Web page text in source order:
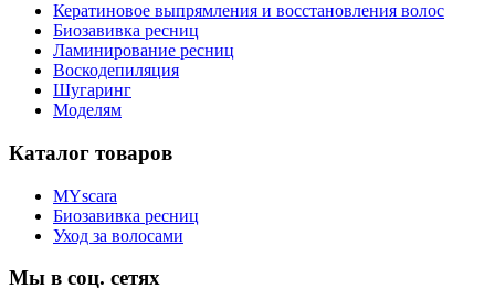
Кератиновое выпрямления и восстановления волос
Биозавивка ресниц
Ламинирование ресниц
Воскодепиляция
Шугаринг
Моделям
Каталог товаров
MYscara
Биозавивка ресниц
Уход за волосами
Мы в соц. сетях